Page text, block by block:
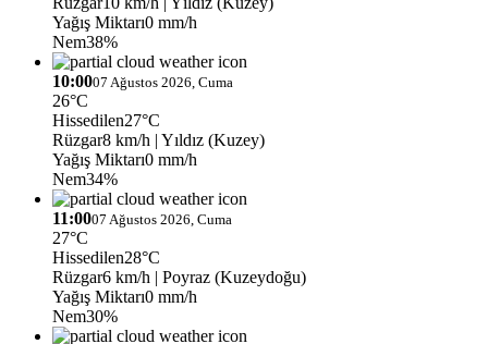
Yağış Miktarı0 mm/h
Nem38%
10:0007 Ağustos 2026, Cuma
26°C
Hissedilen27°C
Rüzgar8 km/h | Yıldız (Kuzey)
Yağış Miktarı0 mm/h
Nem34%
11:0007 Ağustos 2026, Cuma
27°C
Hissedilen28°C
Rüzgar6 km/h | Poyraz (Kuzeydoğu)
Yağış Miktarı0 mm/h
Nem30%